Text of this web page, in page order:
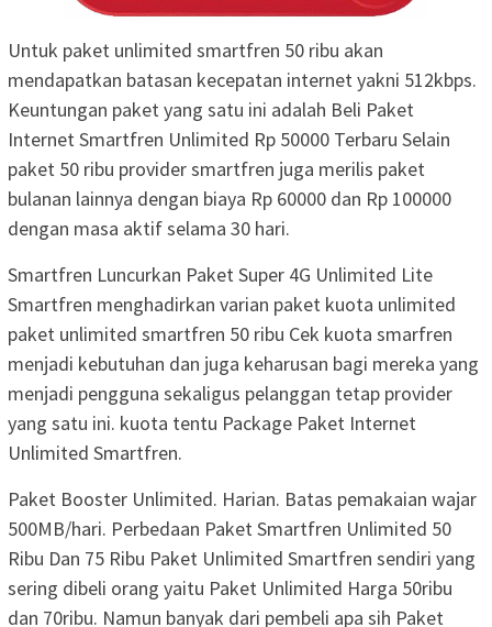
Untuk paket unlimited smartfren 50 ribu akan
mendapatkan batasan kecepatan internet yakni 512kbps.
Keuntungan paket yang satu ini adalah Beli Paket
Internet Smartfren Unlimited Rp 50000 Terbaru Selain
paket 50 ribu provider smartfren juga merilis paket
bulanan lainnya dengan biaya Rp 60000 dan Rp 100000
dengan masa aktif selama 30 hari.
Smartfren Luncurkan Paket Super 4G Unlimited Lite
Smartfren menghadirkan varian paket kuota unlimited
paket unlimited smartfren 50 ribu Cek kuota smarfren
menjadi kebutuhan dan juga keharusan bagi mereka yang
menjadi pengguna sekaligus pelanggan tetap provider
yang satu ini. kuota tentu Package Paket Internet
Unlimited Smartfren.
Paket Booster Unlimited. Harian. Batas pemakaian wajar
500MB/hari. Perbedaan Paket Smartfren Unlimited 50
Ribu Dan 75 Ribu Paket Unlimited Smartfren sendiri yang
sering dibeli orang yaitu Paket Unlimited Harga 50ribu
dan 70ribu. Namun banyak dari pembeli apa sih Paket